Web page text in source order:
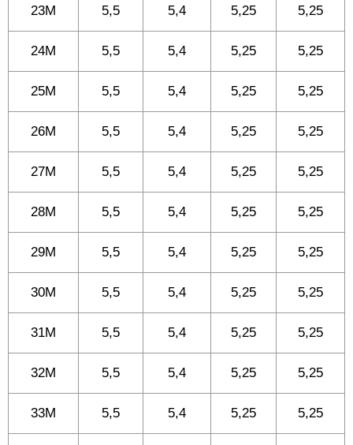
23M 5,5 5,4 5,25 5,25
24M 5,5 5,4 5,25 5,25
25M 5,5 5,4 5,25 5,25
26M 5,5 5,4 5,25 5,25
27M 5,5 5,4 5,25 5,25
28M 5,5 5,4 5,25 5,25
29M 5,5 5,4 5,25 5,25
30M 5,5 5,4 5,25 5,25
31M 5,5 5,4 5,25 5,25
32M 5,5 5,4 5,25 5,25
33M 5,5 5,4 5,25 5,25